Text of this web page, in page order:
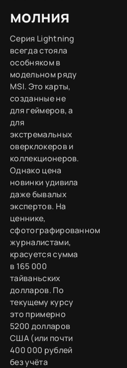
молния
Серия Lightning
всегда стояла
особняком в
модельном ряду
MSI. Это карты,
созданные не
для геймеров, а
для
экстремальных
оверклокеров и
коллекционеров.
Однако цена
новинки удивила
даже бывалых
экспертов. На
ценнике,
сфотографированном
журналистами,
красуется сумма
в 165 000
тайваньских
долларов. По
текущему курсу
это примерно
5200 долларов
США (или почти
400 000 рублей
без учёта